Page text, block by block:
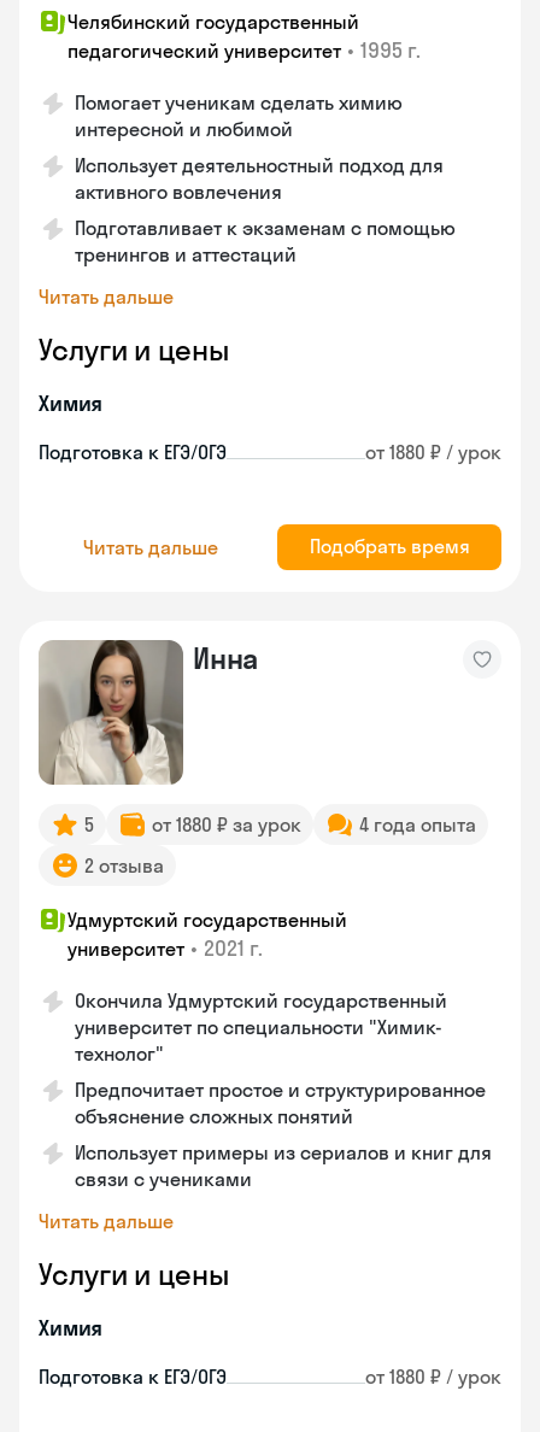
Челябинский государственный
педагогический университет • 1995 г.
Помогает ученикам сделать химию
интересной и любимой
Использует деятельностный подход для
активного вовлечения
Подготавливает к экзаменам с помощью
тренингов и аттестаций
Читать дальше
Услуги и цены
Химия
Подготовка к ЕГЭ/ОГЭ от 1880 ₽ / урок
Читать дальше Подобрать время
Инна
5 от 1880 ₽ за урок
4 года опыта
2 отзыва
Удмуртский государственный
университет • 2021 г.
Окончила Удмуртский государственный
университет по специальности "Химик-
технолог"
Предпочитает простое и структурированное
объяснение сложных понятий
Использует примеры из сериалов и книг для
связи с учениками
Читать дальше
Услуги и цены
Химия
Подготовка к ЕГЭ/ОГЭ от 1880 ₽ / урок